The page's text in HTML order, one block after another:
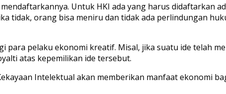
Untuk HKI ada yang harus didaftarkan
tidak, orang bisa meniru dan tidak ada perlindungan
para pelaku ekonomi kreatif. Misal, jika suatu ide telah
atas kepemilikan ide tersebut.
Intelektual akan memberikan manfaat ekonomi